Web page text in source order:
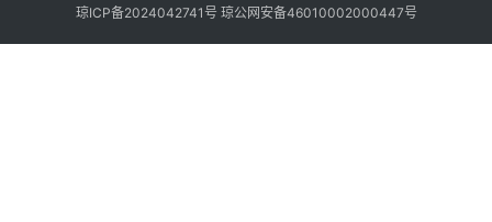
琼ICP备2024042741号 琼公网安备46010002000447号